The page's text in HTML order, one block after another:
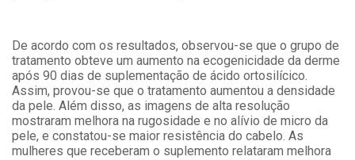
De acordo com os resultados, observou-se que o grupo de
tratamento obteve um aumento na ecogenicidade da derme
após 90 dias de suplementação de ácido ortosilícico.
Assim, provou-se que o tratamento aumentou a densidade
da pele. Além disso, as imagens de alta resolução
mostraram melhora na rugosidade e no alívio de micro da
pele, e constatou-se maior resistência do cabelo. As
mulheres que receberam o suplemento relataram melhora